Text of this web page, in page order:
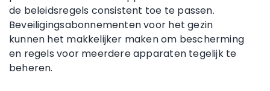
de beleidsregels consistent toe te passen.
Beveiligingsabonnementen voor het gezin
kunnen het makkelijker maken om bescherming
en regels voor meerdere apparaten tegelijk te
beheren.